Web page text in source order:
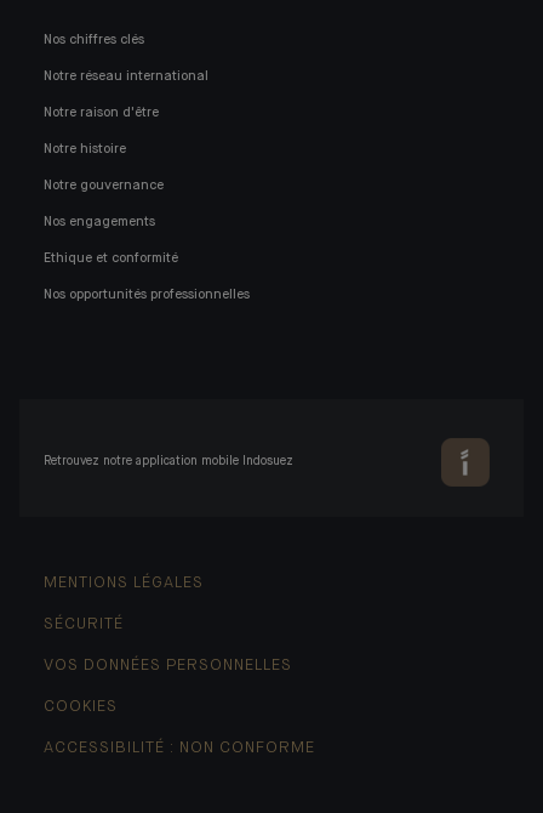
Nos chiffres clés
Notre réseau international
Notre raison d'être
Notre histoire
Notre gouvernance
Nos engagements
Ethique et conformité
Nos opportunités professionnelles
Retrouvez notre application mobile Indosuez
MENTIONS LÉGALES
SÉCURITÉ
VOS DONNÉES PERSONNELLES
COOKIES
ACCESSIBILITÉ : NON CONFORME